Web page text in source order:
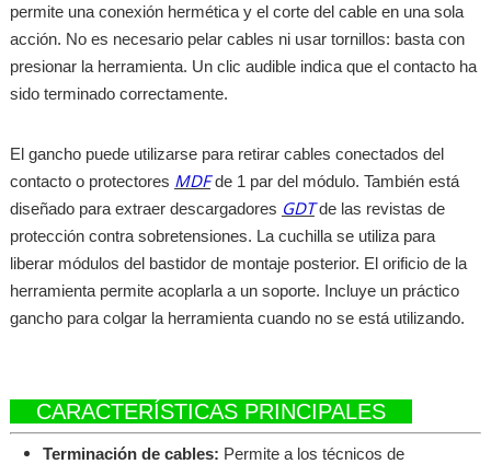
permite una conexión hermética y el corte del cable en una sola
acción. No es necesario pelar cables ni usar tornillos: basta con
presionar la herramienta. Un clic audible indica que el contacto ha
sido terminado correctamente.
El gancho puede utilizarse para retirar cables conectados del
contacto o protectores MDFde 1 par del módulo. También está
diseñado para extraer descargadores GDTde las revistas de
protección contra sobretensiones. La cuchilla se utiliza para
liberar módulos del bastidor de montaje posterior. El orificio de la
herramienta permite acoplarla a un soporte. Incluye un práctico
gancho para colgar la herramienta cuando no se está utilizando.
CARACTERÍSTICAS PRINCIPALES
Terminación de cables: Permite a los técnicos de